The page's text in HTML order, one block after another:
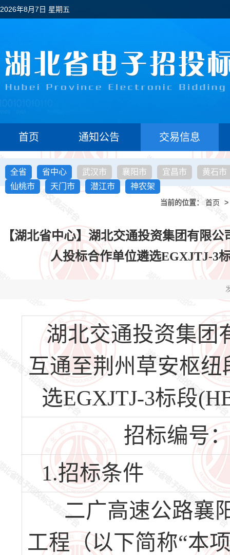
2026年8月7日 星期五
首页 通知公告 交易信息
全省 省中心 武汉市 襄阳市 宜昌市
黄石市
仙桃市
天门市 潜江市 神农架
当前的位置： 首页 >
【湖北省中心】湖北交通投资集团有限
人投标合作单位遴选EGXJTJ-3
湖北交通投资集团
互通至荆州草安枢
选EGXJTJ-3标段
招标编号
1.招标条件
二广高速公路襄
工程（以下简称“本